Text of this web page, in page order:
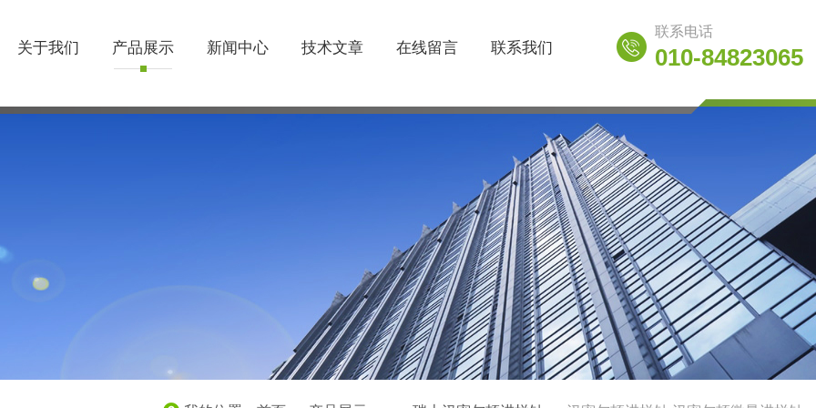
关于我们 产品展示 新闻中心 技术文章 在线留言 联系我们
联系电话
010-84823065